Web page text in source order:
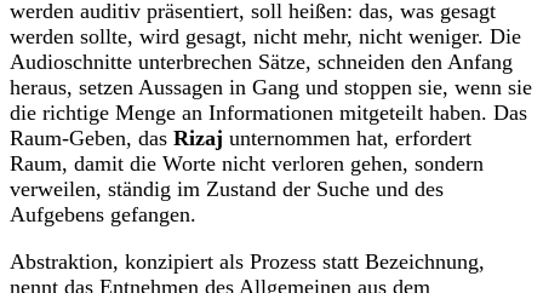
werden auditiv präsentiert, soll heißen: das, was gesagt
werden sollte, wird gesagt, nicht mehr, nicht weniger. Die
Audioschnitte unterbrechen Sätze, schneiden den Anfang
heraus, setzen Aussagen in Gang und stoppen sie, wenn sie
die richtige Menge an Informationen mitgeteilt haben. Das
Raum-Geben, das Rizaj unternommen hat, erfordert
Raum, damit die Worte nicht verloren gehen, sondern
verweilen, ständig im Zustand der Suche und des
Aufgebens gefangen.
Abstraktion, konzipiert als Prozess statt Bezeichnung,
nennt das Entnehmen des Allgemeinen aus dem